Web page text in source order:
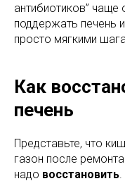
антибиотиков”
поддержать печень
просто мягкими
Как
печень
Представьте, что
газон после
надо восстановить.